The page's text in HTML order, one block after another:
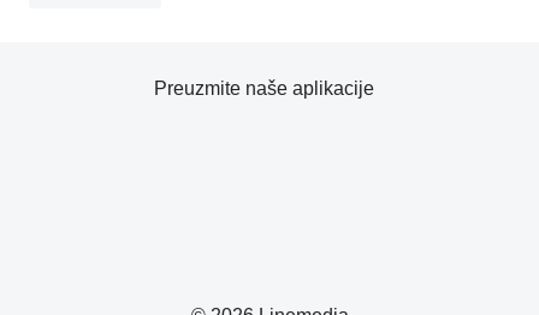
Preuzmite naše aplikacije